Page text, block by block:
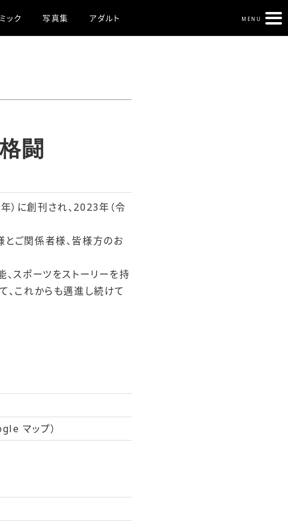
ック 写真集 アダルト MENU
闘
）に創刊され、2023年（令
ご関係者様、皆様方のお
スポーツをストーリーを持
、これからも邁進し続けて
マップ）